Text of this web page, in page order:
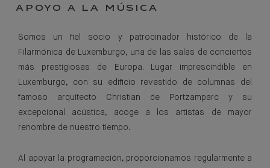
APOYO A LA MÚSICA
Somos un fiel socio y patrocinador histórico de la
Filarmónica de Luxemburgo, una de las salas de conciertos
más prestigiosas de Europa. Lugar imprescindible en
Luxemburgo, con su edificio revestido de columnas del
famoso arquitecto Christian de Portzamparc y su
excepcional acústica, acoge a los artistas de mayor
renombre de nuestro tiempo.
Al apoyar la programación, proporcionamos regularmente a